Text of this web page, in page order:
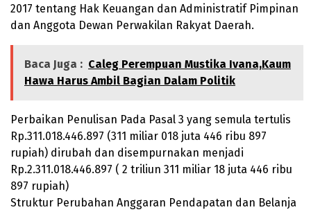
2017 tentang Hak Keuangan dan Administratif Pimpinan
dan Anggota Dewan Perwakilan Rakyat Daerah.
Baca Juga : Caleg Perempuan Mustika Ivana,Kaum
Hawa Harus Ambil Bagian Dalam Politik
Perbaikan Penulisan Pada Pasal 3 yang semula tertulis
Rp.311.018.446.897 (311 miliar 018 juta 446 ribu 897
rupiah) dirubah dan disempurnakan menjadi
Rp.2.311.018.446.897 ( 2 triliun 311 miliar 18 juta 446 ribu
897 rupiah)
Struktur Perubahan Anggaran Pendapatan dan Belanja